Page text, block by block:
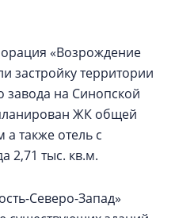
«Возрождение
застройку территории
на Синопской
ЖК общей
также отель с
2,71 тыс. кв.м.
Северо-Запад»